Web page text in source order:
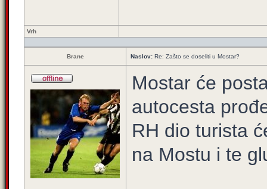
Vrh
Brane Naslov: Re: Zašto se doseliti u Mostar?
Mostar će
autocesta
RH dio turista
na Mostu i te